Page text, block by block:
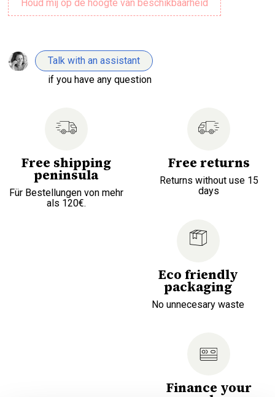
Talk with an assistant
if you have any question
Free shipping
peninsula
Für Bestellungen von mehr
als 120€.
Free returns
Returns without use 15
days
Eco friendly
packaging
No unnecesary waste
Finance your